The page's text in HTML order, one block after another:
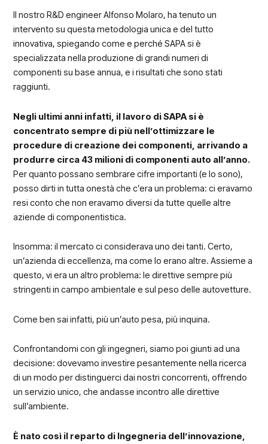
Il nostro R&D engineer Alfonso Molaro, ha tenuto un
intervento su questa metodologia unica e del tutto
innovativa, spiegando come e perché SAPA si è
specializzata nella produzione di grandi numeri di
componenti su base annua, e i risultati che sono stati
raggiunti.
Negli ultimi anni infatti, il lavoro di SAPA si è
concentrato sempre di più nell’ottimizzare le
procedure di creazione dei componenti, arrivando a
produrre circa 43 milioni di componenti auto all’anno.
Per quanto possano sembrare cifre importanti (e lo sono),
posso dirti in tutta onestà che c’era un problema: ci eravamo
resi conto che non eravamo diversi da tutte quelle altre
aziende di componentistica.
Insomma: il mercato ci considerava uno dei tanti. Certo,
un’azienda di eccellenza, ma come lo erano altre. Assieme a
questo, vi era un altro problema: le direttive sempre più
stringenti in campo ambientale e sul peso delle autovetture.
Come ben sai infatti, più un’auto pesa, più inquina.
Confrontandomi con gli ingegneri, siamo poi giunti ad una
decisione: dovevamo investire pesantemente nella ricerca
di un modo per distinguerci dai nostri concorrenti, offrendo
un servizio unico, che andasse incontro alle direttive
sull’ambiente.
È nato così il reparto di Ingegneria dell’innovazione,